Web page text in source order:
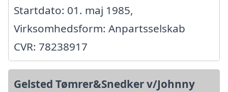
Startdato: 01. maj 1985,
Virksomhedsform: Anpartsselskab
CVR: 78238917
Gelsted Tømrer&Snedker v/Johnny